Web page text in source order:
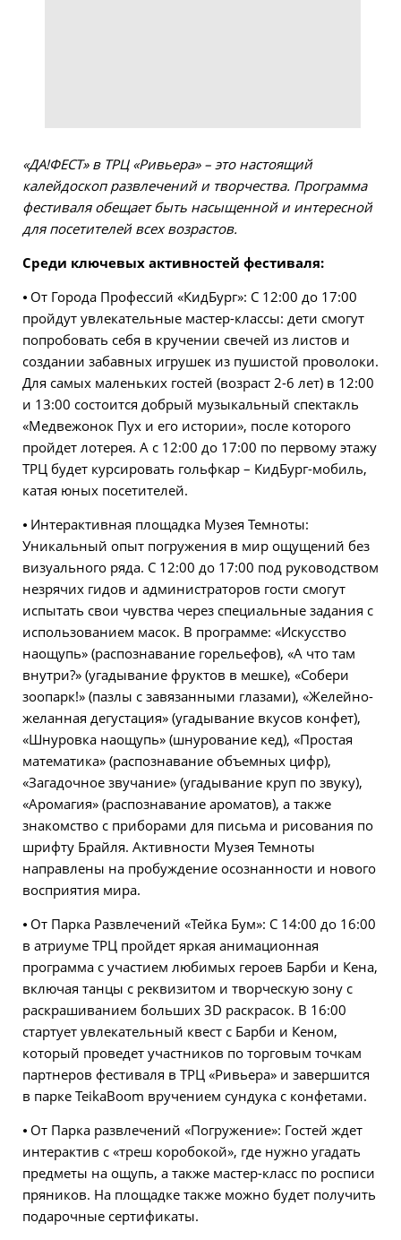
«ДА!ФЕСТ» в ТРЦ «Ривьера» – это настоящий
калейдоскоп развлечений и творчества. Программа
фестиваля обещает быть насыщенной и интересной
для посетителей всех возрастов.
Среди ключевых активностей фестиваля:
⦁ От Города Профессий «КидБург»: С 12:00 до 17:00
пройдут увлекательные мастер-классы: дети смогут
попробовать себя в кручении свечей из листов и
создании забавных игрушек из пушистой проволоки.
Для самых маленьких гостей (возраст 2-6 лет) в 12:00
и 13:00 состоится добрый музыкальный спектакль
«Медвежонок Пух и его истории», после которого
пройдет лотерея. А с 12:00 до 17:00 по первому этажу
ТРЦ будет курсировать гольфкар – КидБург-мобиль,
катая юных посетителей.
⦁ Интерактивная площадка Музея Темноты:
Уникальный опыт погружения в мир ощущений без
визуального ряда. С 12:00 до 17:00 под руководством
незрячих гидов и администраторов гости смогут
испытать свои чувства через специальные задания с
использованием масок. В программе: «Искусство
наощупь» (распознавание горельефов), «А что там
внутри?» (угадывание фруктов в мешке), «Собери
зоопарк!» (пазлы с завязанными глазами), «Желейно-
желанная дегустация» (угадывание вкусов конфет),
«Шнуровка наощупь» (шнурование кед), «Простая
математика» (распознавание объемных цифр),
«Загадочное звучание» (угадывание круп по звуку),
«Аромагия» (распознавание ароматов), а также
знакомство с приборами для письма и рисования по
шрифту Брайля. Активности Музея Темноты
направлены на пробуждение осознанности и нового
восприятия мира.
⦁ От Парка Развлечений «Тейка Бум»: С 14:00 до 16:00
в атриуме ТРЦ пройдет яркая анимационная
программа с участием любимых героев Барби и Кена,
включая танцы с реквизитом и творческую зону с
раскрашиванием больших 3D раскрасок. В 16:00
стартует увлекательный квест с Барби и Кеном,
который проведет участников по торговым точкам
партнеров фестиваля в ТРЦ «Ривьера» и завершится
в парке TeikaBoom вручением сундука с конфетами.
⦁ От Парка развлечений «Погружение»: Гостей ждет
интерактив с «треш коробокой», где нужно угадать
предметы на ощупь, а также мастер-класс по росписи
пряников. На площадке также можно будет получить
подарочные сертификаты.